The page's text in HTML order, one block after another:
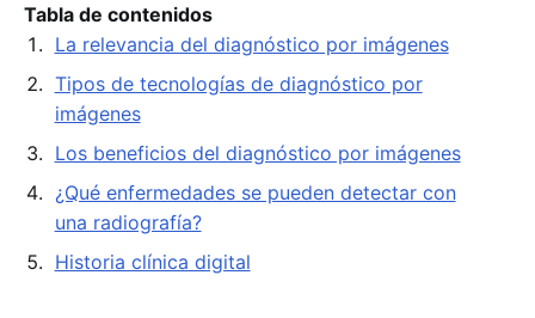
Tabla de contenidos
La relevancia del diagnóstico por imágenes
Tipos de tecnologías de diagnóstico por
imágenes
Los beneficios del diagnóstico por imágenes
¿Qué enfermedades se pueden detectar con
una radiografía?
Historia clínica digital